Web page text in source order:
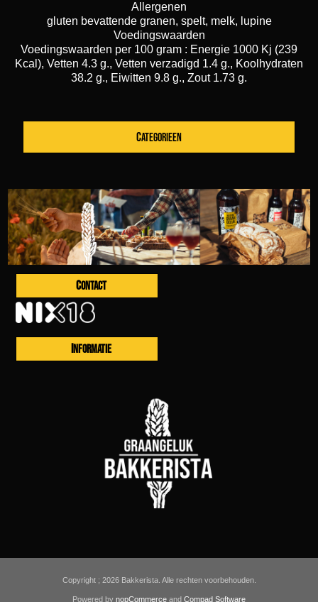
Allergenen
gluten bevattende granen, spelt, melk, lupine
Voedingswaarden
Voedingswaarden per 100 gram : Energie 1000 Kj (239
Kcal), Vetten 4.3 g., Vetten verzadigd 1.4 g., Koolhydraten
38.2 g., Eiwitten 9.8 g., Zout 1.73 g.
CATEGORIEEN
CONTACT
INFORMATIE
Copyright ; 2026 Bakkerista. Alle rechten voorbehouden.
Powered by nopCommerce and Compad Software